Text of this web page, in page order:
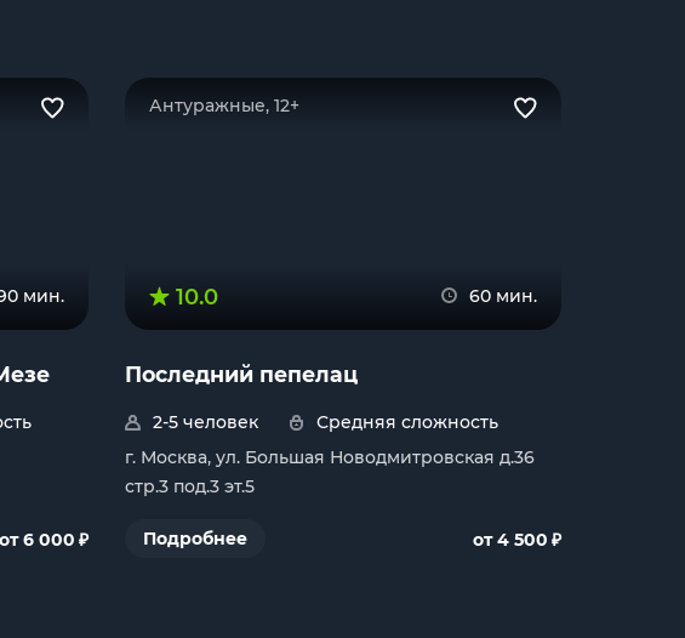
мин.
от 6 000 ₽
Антуражные, 12+
10.0 60 мин.
Последний пепелац
2-5 человек
Средняя сложность
г. Москва, ул. Большая Новодмитровская д.36
стр.3 под.3 эт.5
Подробнее от 4 500 ₽